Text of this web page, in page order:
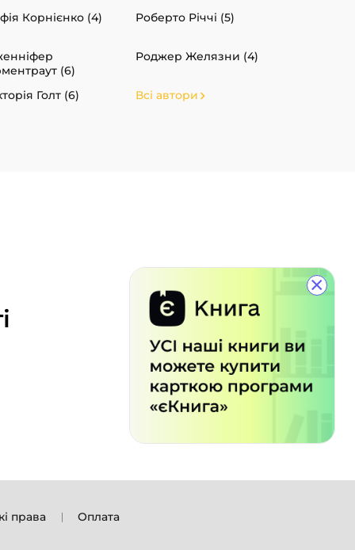
×
Корнієнко (4) Роберто Річчі (5)
(6)
Роджер Желязни (4)
Голт (6) Всі автори
права Оплата